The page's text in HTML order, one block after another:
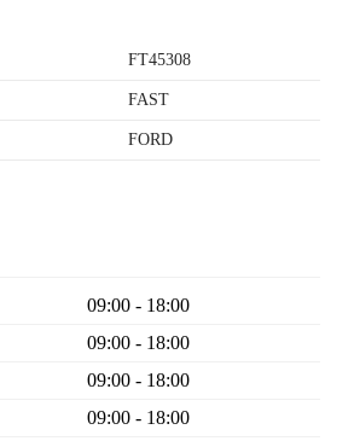
FT45308
FAST
FORD
09:00 - 18:00
09:00 - 18:00
09:00 - 18:00
09:00 - 18:00